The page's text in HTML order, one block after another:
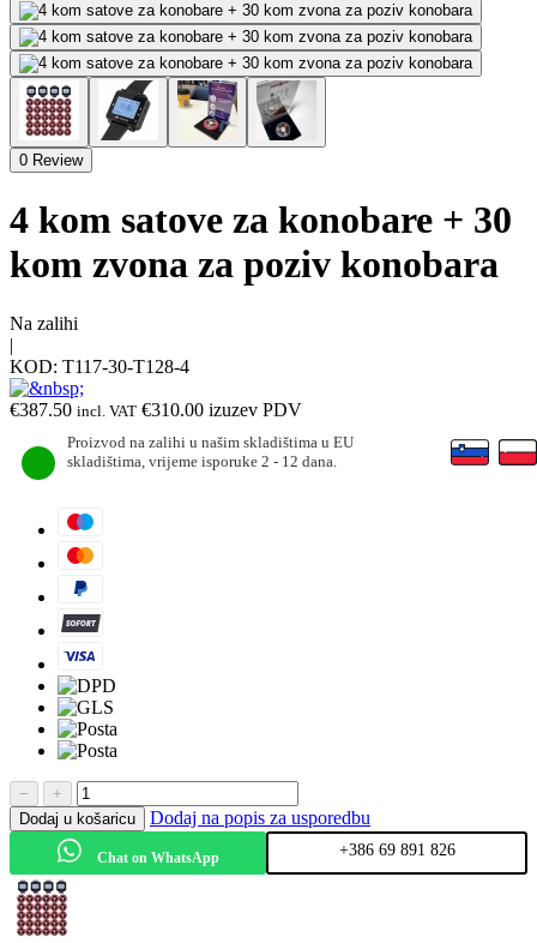
0 Review
4 kom satove za konobare + 30
kom zvona za poziv konobara
Na zalihi
|
KOD: T117-30-T128-4
€387.50 incl. VAT €310.00 izuzev PDV
Proizvod na zalihi u našim skladištima u EU
skladištima, vrijeme isporuke 2 - 12 dana.
−
+
Dodaj u košaricu
Dodaj na popis za usporedbu
Chat on WhatsApp +386 69 891 826